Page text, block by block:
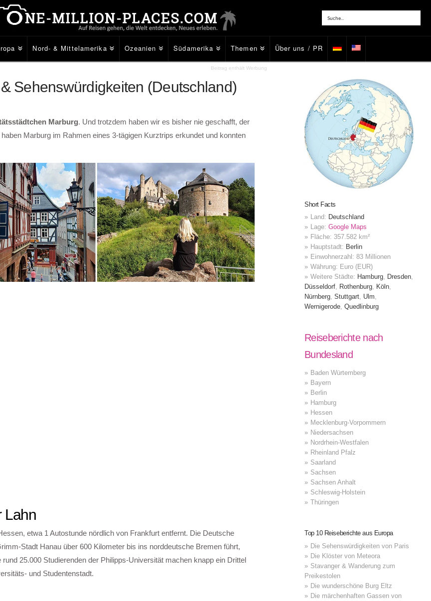
Nord- & Mittelamerika Ozeanien Südamerika Themen Über uns / PR
Sehenswürdigkeiten (Deutschland)
Marburg. Und trotzdem haben wir es bisher nie geschafft, der
Marburg im Rahmen eines 3-tägigen Kurztrips erkundet und konnten
Lahn
etwa 1 Autostunde nördlich von Frankfurt entfernt. Die Deutsche
Stadt Hanau über 600 Kilometer bis ins norddeutsche Bremen führt,
25.000 Studierenden der Philipps-Universität machen knapp ein Drittel
und Studentenstadt.
Beitrag enthält Werbung
Short Facts
Land: Deutschland
Lage:Google Maps
Fläche: 357.582 km²
Hauptstadt: Berlin
Einwohnerzahl: 83 Millionen
Währung: Euro (EUR)
Weitere Städte: Hamburg, Dresden,
Düsseldorf, Rothenburg, Köln,
Nürnberg,Stuttgart, Ulm,
Wernigerode,Quedlinburg
Reiseberichte nach
Bundesland
Baden Würtemberg
Bayern
Berlin
Hamburg
Hessen
Mecklenburg-Vorpommern
Niedersachsen
Nordrhein-Westfalen
Rheinland Pfalz
Saarland
Sachsen
Sachsen Anhalt
Schleswig-Holstein
Thüringen
Top 10 Reiseberichte aus Europa
Die Sehenswürdigkeiten von Paris
Die Klöster von Meteora
Stavanger & Wanderung zum
Preikestolen
Die wunderschöne Burg Eltz
Die märchenhaften Gassen von